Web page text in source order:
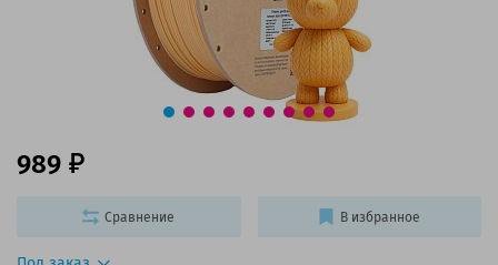
989
Сравнение В избранное